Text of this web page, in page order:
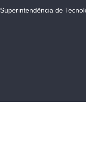
Superintendência de